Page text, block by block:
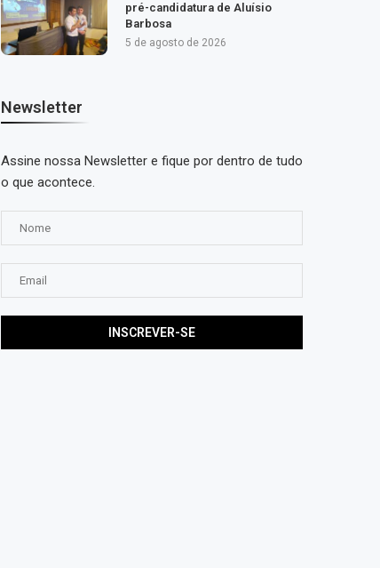
pré-candidatura de Aluísio
Barbosa
5 de agosto de 2026
Newsletter
Assine nossa Newsletter e fique por dentro de tudo
o que acontece.